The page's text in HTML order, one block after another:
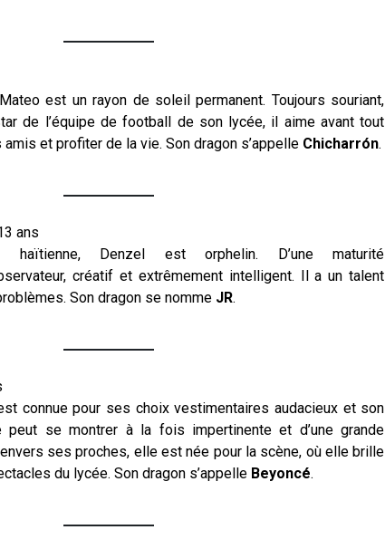
est un rayon de soleil permanent. Toujours souriant,
de l’équipe de football de son lycée, il aime avant tout
et profiter de la vie. Son dragon s’appelle Chicharrón.
ans
haïtienne, Denzel est orphelin. D’une maturité
créatif et extrêmement intelligent. Il a un talent
Son dragon se nomme JR.
connue pour ses choix vestimentaires audacieux et son
peut se montrer à la fois impertinente et d’une grande
ses proches, elle est née pour la scène, où elle brille
du lycée. Son dragon s’appelle Beyoncé.